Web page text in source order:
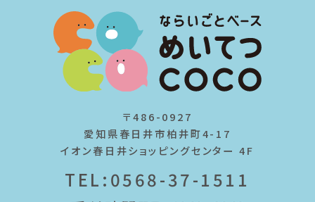
〒486-0927
愛知県春日井市柏井町4-17
イオン春日井ショッピングセンター 4F
TEL:0568-37-1511